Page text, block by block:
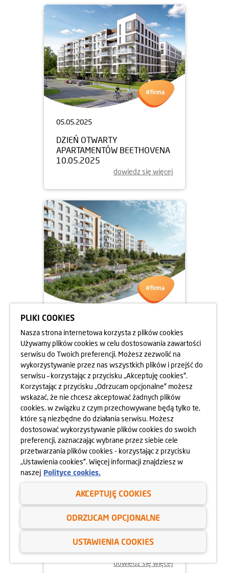
05.05.2025
DZIEŃ OTWARTY
APARTAMENTÓW BEETHOVENA
10.05.2025
dowiedz się więcej
05.05.2025
DZIEŃ OTWARTY
MOKOTOWA SPORTOWEGO
10.05.2025
dowiedz się więcej
24.04.2025
800 MIESZKAŃ BEZ WKŁADU
WŁASNEGO
dowiedz się więcej
PLIKI COOKIES
Nasza strona internetowa korzysta z plików cookies
Używamy plików cookies w celu dostosowania zawartości
serwisu do Twoich preferencji. Możesz zezwolić na
wykorzystywanie przez nas wszystkich plików i przejść do
serwisu – korzystając z przycisku „Akceptuję cookies”.
Korzystając z przycisku „Odrzucam opcjonalne” możesz
wskazać, że nie chcesz akceptować żadnych plików
cookies, w związku z czym przechowywane będą tylko te,
które są niezbędne do działania serwisu. Możesz
dostosować wykorzystywanie plików cookies do swoich
preferencji, zaznaczając wybrane przez siebie cele
przetwarzania plików cookies - korzystając z przycisku
„Ustawienia cookies”. Więcej informacji znajdziesz w
naszej Polityce cookies.
AKCEPTUJĘ COOKIES
ODRZUCAM OPCJONALNE
USTAWIENIA COOKIES